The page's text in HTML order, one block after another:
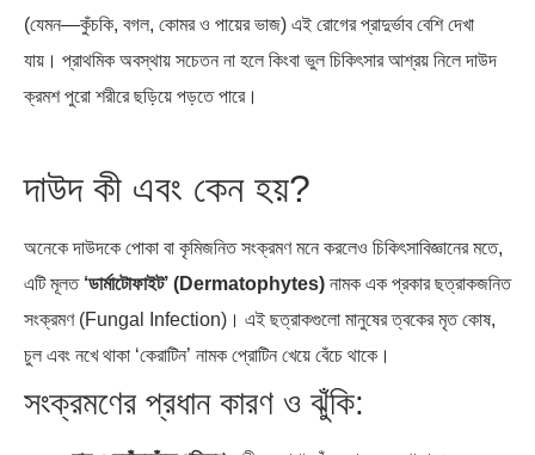
(যেমন—কুঁচকি, বগল, কোমর ও পায়ের ভাজ) এই রোগের প্রাদুর্ভাব বেশি দেখা
যায়। প্রাথমিক অবস্থায় সচেতন না হলে কিংবা ভুল চিকিৎসার আশ্রয় নিলে দাউদ
ক্রমশ পুরো শরীরে ছড়িয়ে পড়তে পারে।
দাউদ কী এবং কেন হয়?
অনেকে দাউদকে পোকা বা কৃমিজনিত সংক্রমণ মনে করলেও চিকিৎসাবিজ্ঞানের মতে,
এটি মূলত ‘ডার্মাটোফাইট’ (Dermatophytes) নামক এক প্রকার ছত্রাকজনিত
সংক্রমণ (Fungal Infection)। এই ছত্রাকগুলো মানুষের ত্বকের মৃত কোষ,
চুল এবং নখে থাকা ‘কেরাটিন’ নামক প্রোটিন খেয়ে বেঁচে থাকে।
সংক্রমণের প্রধান কারণ ও ঝুঁকি: